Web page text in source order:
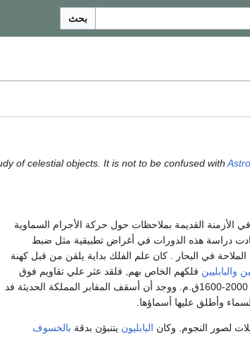
بحث
of celestial objects. It is not to be confused with
في الأزمنة القديمة بملاحظات حول حركة الأجرام السماوية
دراسة هذه الدورات في أغراض تطبيقية مثل ضبط
في البحار . كان علم الفلك بداية يلقن من قبل كهنة
والبابليين فلكهم الخاص بهم, فلقد عثر علي تقاويم فوق
ترجع لسنة 2000-1600ق.م. ووجد أن أسقف المقابر المملكة الحديثة فد
وأطلق عليها أسماؤها.
لصور النجوم. وكان البابليون يتنبؤن بدقة بالخسوف